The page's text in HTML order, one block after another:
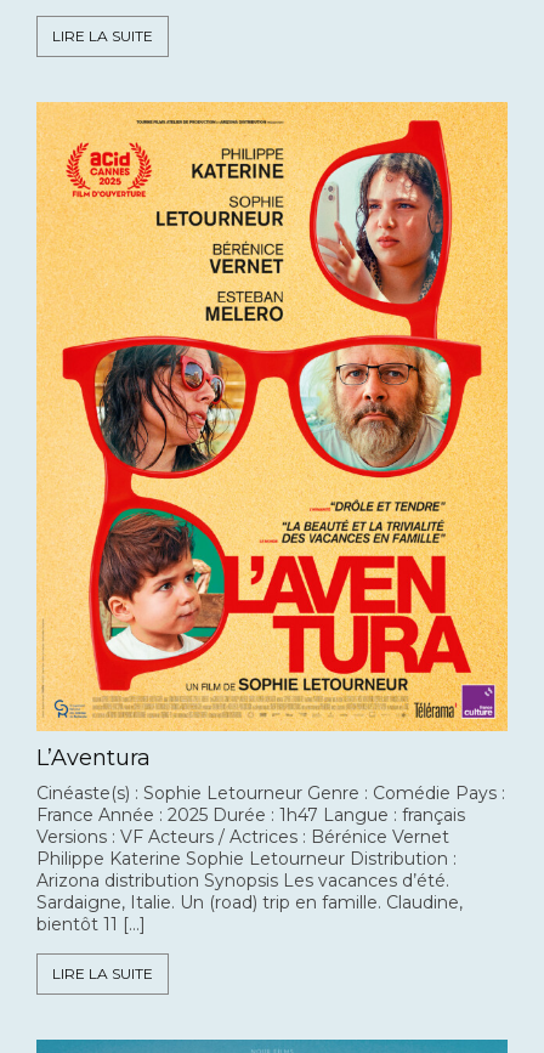
LIRE LA SUITE
L’Aventura
Cinéaste(s) : Sophie Letourneur Genre : Comédie Pays :
France Année : 2025 Durée : 1h47 Langue : français
Versions : VF Acteurs / Actrices : Bérénice Vernet
Philippe Katerine Sophie Letourneur Distribution :
Arizona distribution Synopsis Les vacances d’été.
Sardaigne, Italie. Un (road) trip en famille. Claudine,
bientôt 11 […]
LIRE LA SUITE